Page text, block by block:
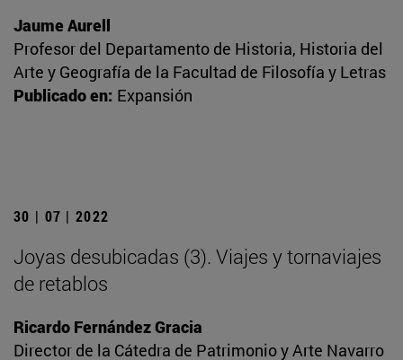
Jaume Aurell
Profesor del Departamento de Historia, Historia del
Arte y Geografía de la Facultad de Filosofía y Letras
Publicado en: Expansión
30 | 07 | 2022
Joyas desubicadas (3). Viajes y tornaviajes
de retablos
Ricardo Fernández Gracia
Director de la Cátedra de Patrimonio y Arte Navarro